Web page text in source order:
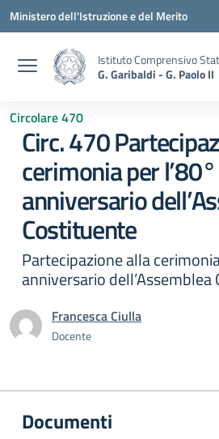
Vai ai contenuti
Vai al menu di navigazione
Vai al footer
Ministero dell'Istruzione e del Merito
Istituto Comprensivo
G. Garibaldi - G. Paolo II
Circolare 470
Circ. 470
cerimonia per l’80°
anniversario
Costituente
Partecipazione alla
anniversario
Francesca Ciulla
Docente
Documenti